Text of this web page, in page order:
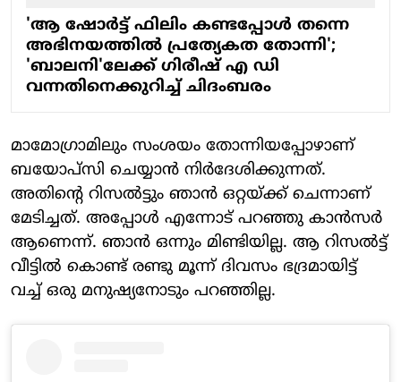
'ആ ഷോർട്ട് ഫിലിം കണ്ടപ്പോൾ തന്നെ
അഭിനയത്തിൽ പ്രത്യേകത തോന്നി';
'ബാലനി'ലേക്ക് ​ഗിരീഷ് എ ഡി
വന്നതിനെക്കുറിച്ച് ചിദംബരം
മാമോ​ഗ്രാമിലും സംശയം തോന്നിയപ്പോഴാണ്
ബയോപ്സി ചെയ്യാന്‍ നിര്‍ദേശിക്കുന്നത്.
അതിന്‍റെ റിസൽട്ടും ഞാൻ ഒറ്റയ്ക്ക് ചെന്നാണ്
മേടിച്ചത്. അപ്പോള്‍ എന്നോട് പറഞ്ഞു കാൻസർ
ആണെന്ന്. ഞാൻ ഒന്നും മിണ്ടിയില്ല. ആ റിസൽട്ട്
വീട്ടിൽ കൊണ്ട് രണ്ടു മൂന്ന് ദിവസം ഭദ്രമായിട്ട്
വച്ച് ഒരു മനുഷ്യനോടും പറഞ്ഞില്ല.